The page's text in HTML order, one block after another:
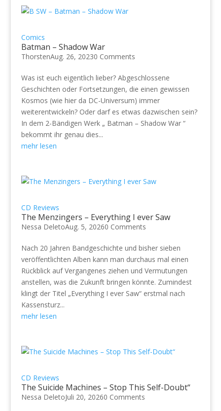
Comics
Batman – Shadow War
ThorstenAug. 26, 20230 Comments
Was ist euch eigentlich lieber? Abgeschlossene
Geschichten oder Fortsetzungen, die einen gewissen
Kosmos (wie hier da DC-Universum) immer
weiterentwickeln? Oder darf es etwas dazwischen sein?
In dem 2-Bändigen Werk „ Batman – Shadow War “
bekommt ihr genau dies...
mehr lesen
CD Reviews
The Menzingers – Everything I ever Saw
Nessa DeletoAug. 5, 20260 Comments
Nach 20 Jahren Bandgeschichte und bisher sieben
veröffentlichten Alben kann man durchaus mal einen
Rückblick auf Vergangenes ziehen und Vermutungen
anstellen, was die Zukunft bringen könnte. Zumindest
klingt der Titel „Everything I ever Saw“ erstmal nach
Kassensturz...
mehr lesen
CD Reviews
The Suicide Machines – Stop This Self-Doubt“
Nessa DeletoJuli 20, 20260 Comments